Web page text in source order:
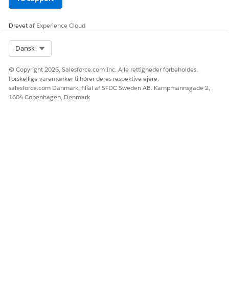
bygget til at integrere med andre Salesforce-
optimere lokale og virtuelle aftaler på tværs af din
Opsæt visuel fjernassistent for Field Service
effektivitet, mens du reducerer omkostninger ved at levere
service overalt med Visuel fjernassistent.
Drevet afExperience Cloud
Dansk
© Copyright 2026, Salesforce.com Inc. Alle rettigheder forbeholdes.
Forskellige varemærker tilhører deres respektive ejere.
salesforce.com Danmark, filial af SFDC Sweden AB. Kampmannsgade 2,
1604 Copenhagen, Denmark